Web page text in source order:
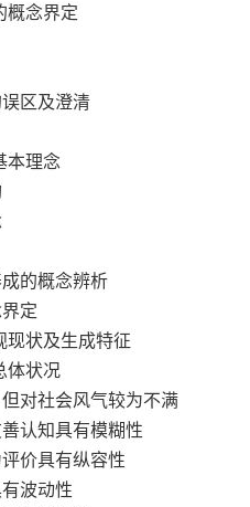
概念界定
区及澄清
本理念
的概念辨析
定
现状及生成特征
体状况
对社会风气较为不满
认知具有模糊性
价具有纵容性
波动性